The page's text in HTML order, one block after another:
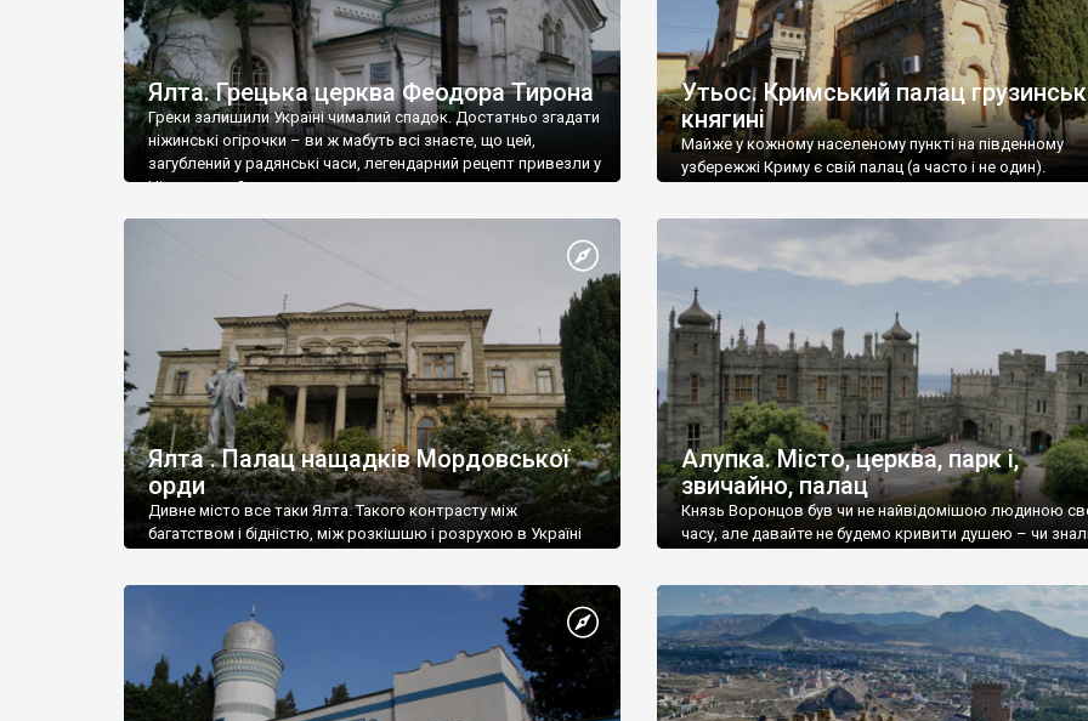
Ялта. Грецька церква Феодора Тирона
Греки залишили Україні чималий спадок. Достатньо згадати
ніжинські огірочки – ви ж мабуть всі знаєте, що цей,
загублений у радянські часи, легендарний рецепт привезли у
Ніжин греки?
Утьос. Кримський палац
княгині
Майже у кожному населеному пункті на південному
узбережжі Криму є свій палац (а часто і не один).
Ялта . Палац нащадків Мордовської
орди
Дивне місто все таки Ялта. Такого контрасту між
багатством і бідністю, між розкішшю і розрухою в Україні
Алупка. Місто, церква, парк і,
звичайно, палац
Князь Воронцов був чи не найвідомішою людиною
часу, але давайте не будемо кривити душею – чи